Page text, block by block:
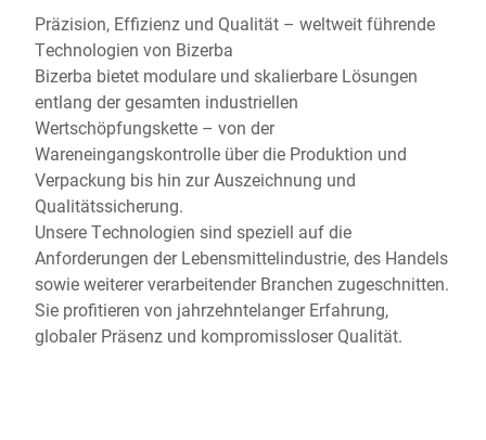
Präzision, Effizienz und Qualität – weltweit führende
Technologien von Bizerba
Bizerba bietet modulare und skalierbare Lösungen
entlang der gesamten industriellen
Wertschöpfungskette – von der
Wareneingangskontrolle über die Produktion und
Verpackung bis hin zur Auszeichnung und
Qualitätssicherung.
Unsere Technologien sind speziell auf die
Anforderungen der Lebensmittelindustrie, des Handels
sowie weiterer verarbeitender Branchen zugeschnitten.
Sie profitieren von jahrzehntelanger Erfahrung,
globaler Präsenz und kompromissloser Qualität.